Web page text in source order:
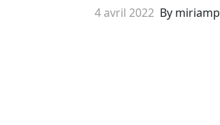
4 avril 2022 By miriamp